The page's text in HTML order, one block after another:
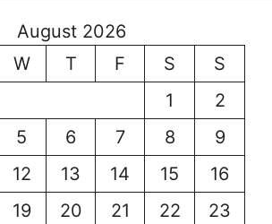
August 2026
W T F S
S
1
2
5 6 7 8
9
12 13 14 15
16
19 20 21 22
23